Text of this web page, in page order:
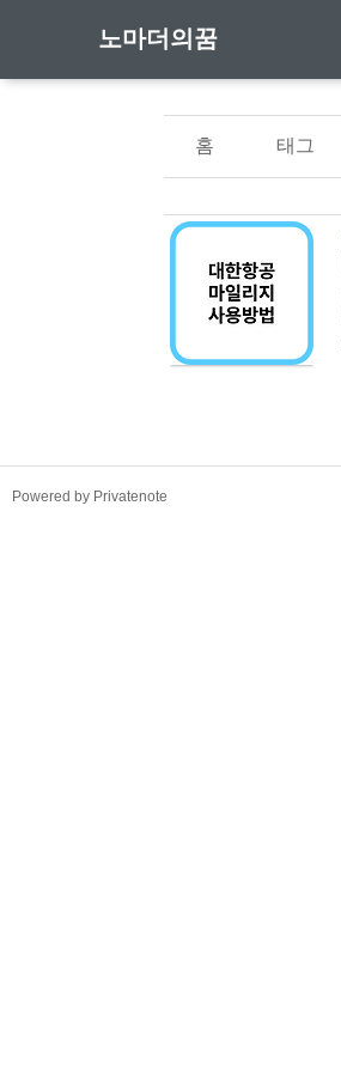
노마더의꿈
홈 태그
Powered by Privatenote
TistoryWhaleSkin3.4